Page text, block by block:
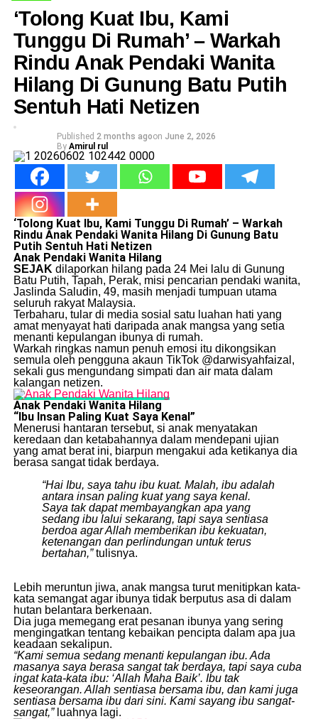
​‘Tolong Kuat Ibu, Kami
Tunggu Di Rumah’ – Warkah
Rindu Anak Pendaki Wanita
Hilang Di Gunung Batu Putih
Sentuh Hati Netizen
Published 2 months agoon June 2, 2026
By Amirul rul
​‘Tolong Kuat Ibu, Kami Tunggu Di Rumah’ – Warkah
Rindu Anak Pendaki Wanita Hilang Di Gunung Batu
Putih Sentuh Hati Netizen
Anak Pendaki Wanita Hilang
SEJAK dilaporkan hilang pada 24 Mei lalu di Gunung
Batu Putih, Tapah, Perak, misi pencarian pendaki wanita,
Jaslinda Saludin, 49, masih menjadi tumpuan utama
seluruh rakyat Malaysia.
​Terbaharu, tular di media sosial satu luahan hati yang
amat menyayat hati daripada anak mangsa yang setia
menanti kepulangan ibunya di rumah.
​Warkah ringkas namun penuh emosi itu dikongsikan
semula oleh pengguna akaun TikTok @darwisyahfaizal,
sekali gus mengundang simpati dan air mata dalam
kalangan netizen.
Anak Pendaki Wanita Hilang
“Ibu Insan Paling Kuat Saya Kenal”
​Menerusi hantaran tersebut, si anak menyatakan
keredaan dan ketabahannya dalam mendepani ujian
yang amat berat ini, biarpun mengakui ada ketikanya dia
berasa sangat tidak berdaya.
“Hai Ibu, saya tahu ibu kuat. Malah, ibu adalah
antara insan paling kuat yang saya kenal.
Saya tak dapat membayangkan apa yang
sedang ibu lalui sekarang, tapi saya sentiasa
berdoa agar Allah memberikan ibu kekuatan,
ketenangan dan perlindungan untuk terus
bertahan,”tulisnya.
​Lebih meruntun jiwa, anak mangsa turut menitipkan kata-
kata semangat agar ibunya tidak berputus asa di dalam
hutan belantara berkenaan.
​Dia juga memegang erat pesanan ibunya yang sering
mengingatkan tentang kebaikan pencipta dalam apa jua
keadaan sekalipun.
“Kami semua sedang menanti kepulangan ibu. Ada
masanya saya berasa sangat tak berdaya, tapi saya cuba
ingat kata-kata ibu: ‘Allah Maha Baik’. Ibu tak
keseorangan. Allah sentiasa bersama ibu, dan kami juga
sentiasa bersama ibu dari sini. Kami sayang ibu sangat-
sangat,”luahnya lagi.